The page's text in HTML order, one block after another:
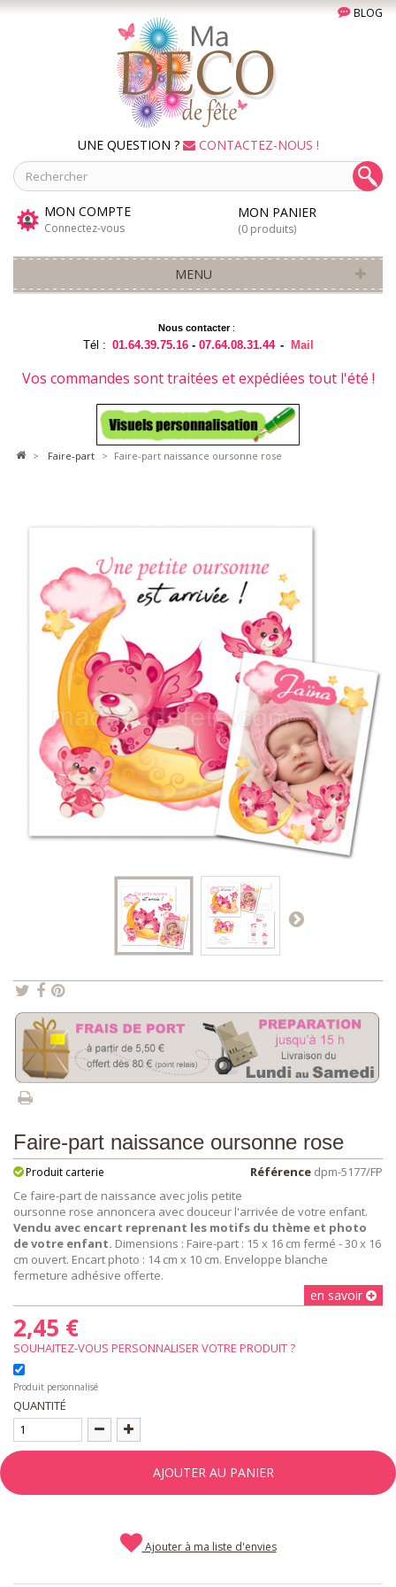
BLOG
UNE QUESTION ? CONTACTEZ-NOUS !
MON COMPTE
Connectez-vous
MON PANIER
(0 produits)
MENU
Nous contacter:
Tél : 01.64.39.75.16 -07.64.08.31.44 - Mail
Vos commandes sont traitées et expédiées tout l'été !
> faire-part > Faire-part naissance oursonne rose
Faire-part naissance oursonne rose
Référence dpm-5177/FP
Produit carterie
Ce faire-part de naissance avec jolis petite
oursonne rose annoncera avec douceur l'arrivée de votre enfant.
Vendu avec encart reprenant les motifs du thème et photo
de votre enfant. Dimensions : Faire-part : 15 x 16 cm fermé - 30 x 16
cm ouvert. Encart photo : 14 cm x 10 cm. Enveloppe blanche
fermeture adhésive offerte.
en savoir
2,45 €
Produit personnalisé
QUANTITÉ
AJOUTER AU PANIER
Ajouter à ma liste d'envies